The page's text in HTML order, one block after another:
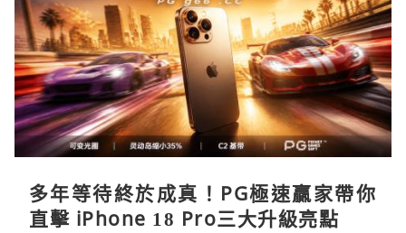
多年等待終於成真！PG極速贏家帶你
直擊 iPhone 18 Pro三大升級亮點